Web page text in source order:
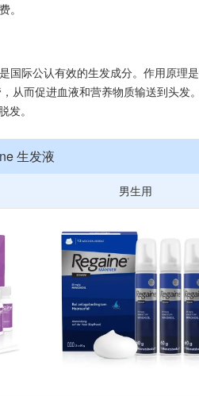
。
国际公认有效的生发成分。作用原理
从而促进血液和营养物质输送到头发
发。
生发液
男生用